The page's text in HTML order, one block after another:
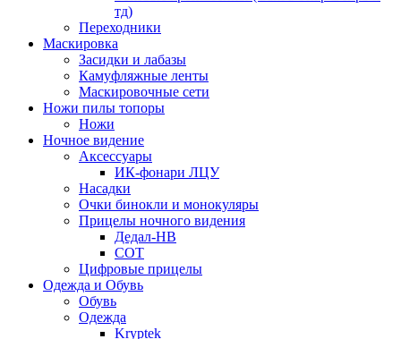
тд)
Переходники
Маскировка
Засидки и лабазы
Камуфляжные ленты
Маскировочные сети
Ножи пилы топоры
Ножи
Ночное видение
Аксессуары
ИК-фонари ЛЦУ
Насадки
Очки бинокли и монокуляры
Прицелы ночного видения
Дедал-НВ
СОТ
Цифровые прицелы
Одежда и Обувь
Обувь
Одежда
Kryptek